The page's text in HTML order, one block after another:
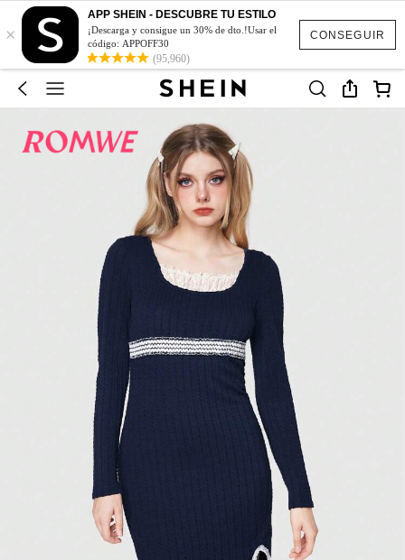
CONSEGUIR
×
APP SHEIN - DESCUBRE TU ESTILO
¡Descarga y consigue un 30% de dto.!Usar el
código: APPOFF30
(95,960)